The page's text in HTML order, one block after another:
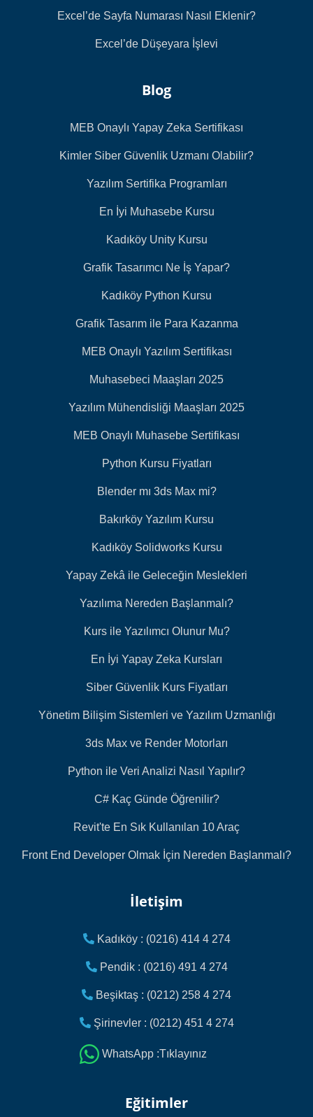
Excel’de Sayfa Numarası Nasıl Eklenir?
Excel’de Düşeyara İşlevi
Blog
MEB Onaylı Yapay Zeka Sertifikası
Kimler Siber Güvenlik Uzmanı Olabilir?
Yazılım Sertifika Programları
En İyi Muhasebe Kursu
Kadıköy Unity Kursu
Grafik Tasarımcı Ne İş Yapar?
Kadıköy Python Kursu
Grafik Tasarım ile Para Kazanma
MEB Onaylı Yazılım Sertifikası
Muhasebeci Maaşları 2025
Yazılım Mühendisliği Maaşları 2025
MEB Onaylı Muhasebe Sertifikası
Python Kursu Fiyatları
Blender mı 3ds Max mi?
Bakırköy Yazılım Kursu
Kadıköy Solidworks Kursu
Yapay Zekâ ile Geleceğin Meslekleri
Yazılıma Nereden Başlanmalı?
Kurs ile Yazılımcı Olunur Mu?
En İyi Yapay Zeka Kursları
Siber Güvenlik Kurs Fiyatları
Yönetim Bilişim Sistemleri ve Yazılım Uzmanlığı
3ds Max ve Render Motorları
Python ile Veri Analizi Nasıl Yapılır?
C# Kaç Günde Öğrenilir?
Revit'te En Sık Kullanılan 10 Araç
Front End Developer Olmak İçin Nereden Başlanmalı?
İletişim
Kadıköy : (0216) 414 4 274
Pendik : (0216) 491 4 274
Beşiktaş : (0212) 258 4 274
Şirinevler : (0212) 451 4 274
WhatsApp :Tıklayınız
Eğitimler